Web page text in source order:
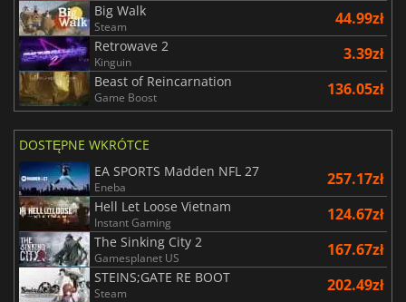
Big Walk
Steam 44.99zł
Retrowave 2
Kinguin 3.39zł
Beast of Reincarnation
Game Boost 136.05zł
DOSTĘPNE WKRÓTCE
EA SPORTS Madden NFL 27
Eneba 257.17zł
Hell Let Loose Vietnam
Instant Gaming 124.67zł
The Sinking City 2
Gamesplanet US 167.67zł
STEINS;GATE RE BOOT
Steam 202.49zł